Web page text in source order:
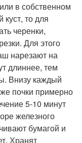
в собственном
то для
черенки,
Для этого
нарезают на
длиннее, тем
Внизу каждый
почки примерно
5-10 минут
железного
бумагой и
Хранят